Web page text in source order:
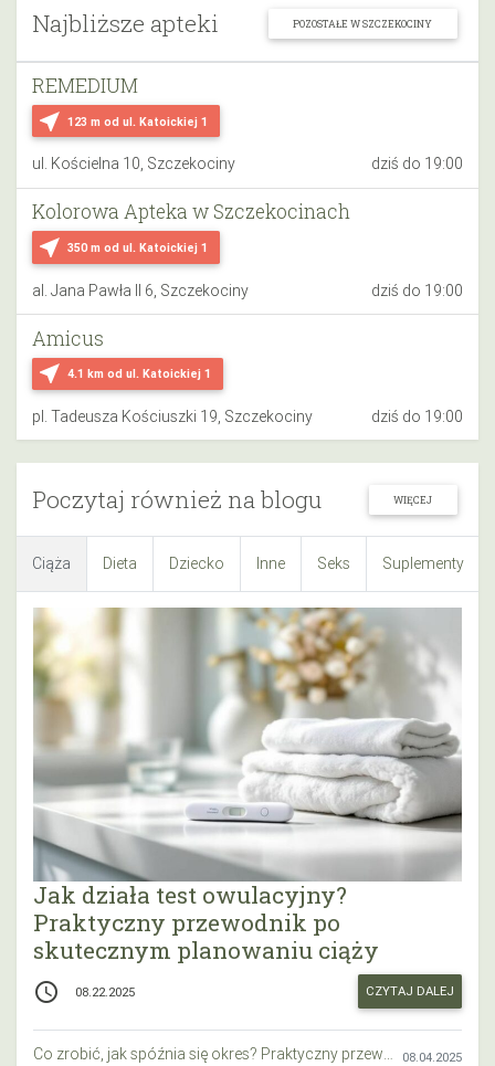
Najbliższe apteki POZOSTAŁE W SZCZEKOCINY
near_me 123 m od ul. Katoickiej 1
REMEDIUM
ul. Kościelna 10, Szczekociny dziś do 19:00
near_me 350 m od ul. Katoickiej 1
Kolorowa Apteka w Szczekocinach
al. Jana Pawła II 6, Szczekociny dziś do 19:00
near_me 4.1 km od ul. Katoickiej 1
Amicus
pl. Tadeusza Kościuszki 19, Szczekociny dziś do 19:00
Poczytaj również na blogu WIĘCEJ
Ciąża Dieta Dziecko Inne Seks Suplementy
Jak działa test owulacyjny?
Praktyczny przewodnik po
skutecznym planowaniu ciąży
access_time 08.22.2025 CZYTAJ DALEJ
Co zrobić, jak spóźnia się okres? Praktyczny przewodnik krok po kroku 08.04.2025